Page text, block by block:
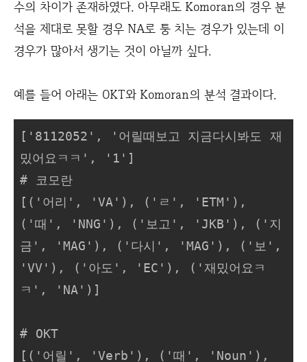
수의 차이가 존재하였다. 아무래도 Komoran의 경우 분
석을 제대로 못할 경우 NA로 퉁 치는 경우가 있는데 이
경우가 많아서 생기는 것이 아닐까 싶다.
예를 들어 아래는 OKT와 Komoran의 분석 결과이다.
['8112052', '어릴때보고 지금다시봐도 재
밌어요ㅋㅋ', '1']
# 코모란
[('어리', 'VA'), ('ㄹ', 'ETM'),
('때', 'NNG'), ('보고', 'JKB'), ('지
금', 'MAG'), ('다시', 'MAG'), ('보',
'VV'), ('아도', 'EC'), ('재밌어요ㅋ
ㅋ', 'NA')]
# OKT
[('어릴', 'Verb'), ('때', 'Noun'),